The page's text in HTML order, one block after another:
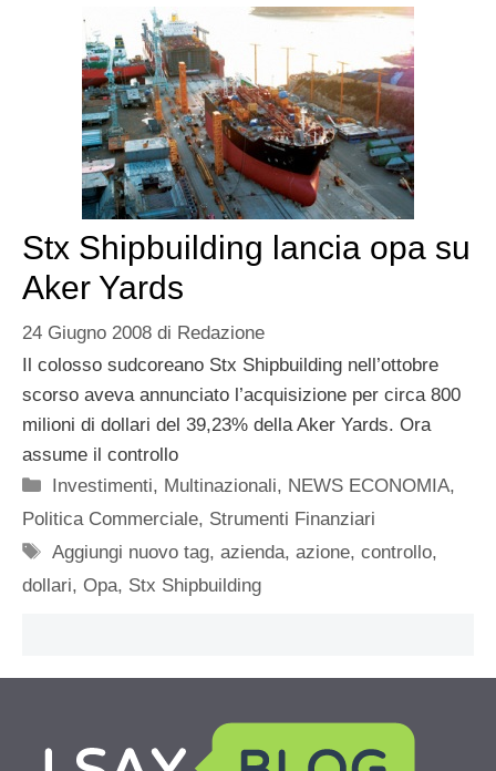
Stx Shipbuilding lancia opa su
Aker Yards
24 Giugno 2008 di Redazione
Il colosso sudcoreano Stx Shipbuilding nell’ottobre
scorso aveva annunciato l’acquisizione per circa 800
milioni di dollari del 39,23% della Aker Yards. Ora
assume il controllo
Categorie
Investimenti, Multinazionali, NEWS ECONOMIA,
Politica Commerciale, Strumenti Finanziari
Tag
Aggiungi nuovo tag,azienda,azione,controllo,
dollari, Opa, Stx Shipbuilding